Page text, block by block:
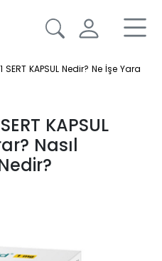
SERT KAPSUL Nedir? Ne İşe Yarar?
KAPSUL
Nasıl